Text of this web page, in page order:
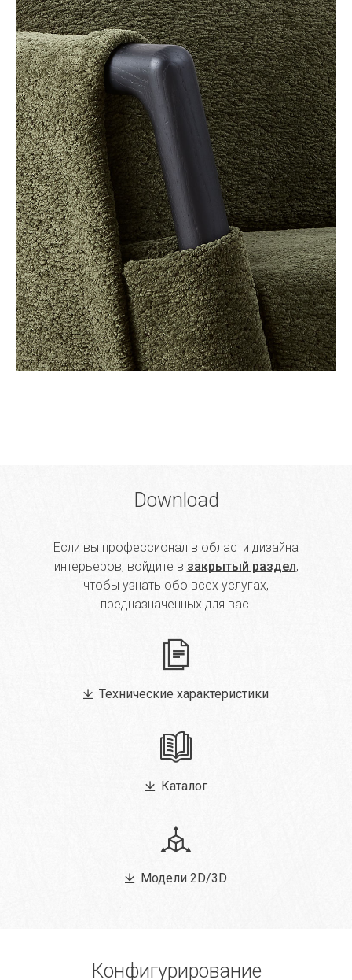
Download
Если вы профессионал в области дизайна
интерьеров, войдите в закрытый раздел,
чтобы узнать обо всех услугах,
предназначенных для вас.
Технические характеристики
Каталог
Модели 2D/3D
Конфигурирование